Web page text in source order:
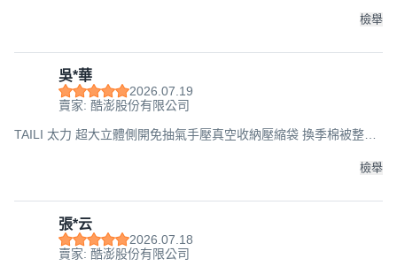
檢舉
吳*華
2026.07.19
賣家: 酷澎股份有限公司
TAILI 太力 超大立體側開免抽氣手壓真空收納壓縮袋 換季棉被整理
檢舉
張*云
2026.07.18
賣家: 酷澎股份有限公司